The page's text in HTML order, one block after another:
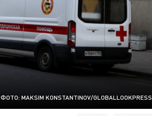
ФОТО: MAKSIM KONSTANTINOV/GLOBALLOOKPRESS